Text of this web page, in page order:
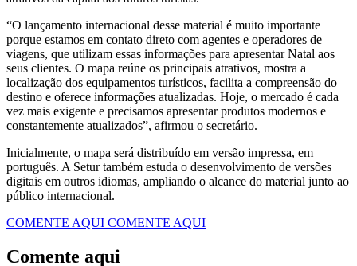
“O lançamento internacional desse material é muito importante
porque estamos em contato direto com agentes e operadores de
viagens, que utilizam essas informações para apresentar Natal aos
seus clientes. O mapa reúne os principais atrativos, mostra a
localização dos equipamentos turísticos, facilita a compreensão do
destino e oferece informações atualizadas. Hoje, o mercado é cada
vez mais exigente e precisamos apresentar produtos modernos e
constantemente atualizados”, afirmou o secretário.
Inicialmente, o mapa será distribuído em versão impressa, em
português. A Setur também estuda o desenvolvimento de versões
digitais em outros idiomas, ampliando o alcance do material junto ao
público internacional.
COMENTE AQUI COMENTE AQUI
Comente aqui